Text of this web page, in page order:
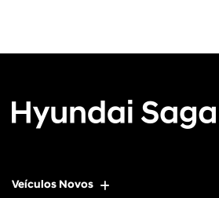
Veículos Novos